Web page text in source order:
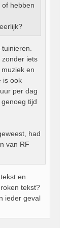
hebben
zonder iets
en
is ook
per dag
tijd
had
van RF
en
tekst?
ieder geval